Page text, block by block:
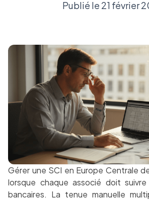
Publié le 21 février
Gérer une SCI en Europe Centrale
lorsque chaque associé doit
bancaires. La tenue manuelle